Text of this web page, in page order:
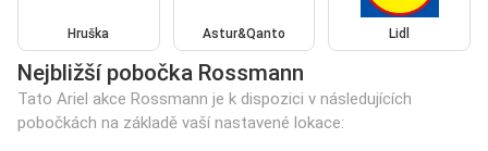
Hruška Astur&Qanto Lidl
Nejbližší pobočka Rossmann
Tato Ariel akce Rossmann je k dispozici v následujících
pobočkách na základě vaší nastavené lokace: